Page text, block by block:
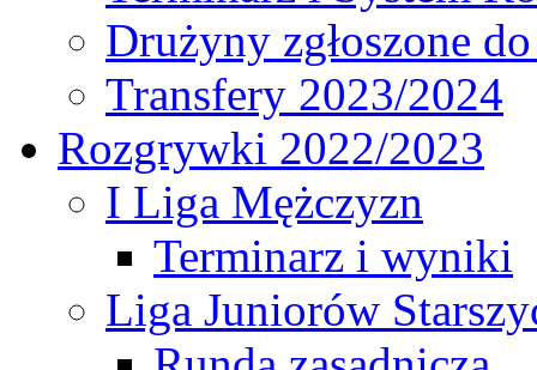
Drużyny zgłoszone
Transfery 2023/2024
Rozgrywki 2022/2023
I Liga Mężczyzn
Terminarz i wyniki
Liga Juniorów